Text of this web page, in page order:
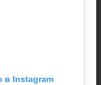
в Instagram